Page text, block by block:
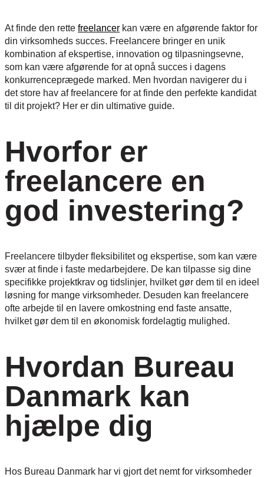
At finde den rette freelancer kan være en afgørende faktor for
din virksomheds succes. Freelancere bringer en unik
kombination af ekspertise, innovation og tilpasningsevne,
som kan være afgørende for at opnå succes i dagens
konkurrenceprægede marked. Men hvordan navigerer du i
det store hav af freelancere for at finde den perfekte kandidat
til dit projekt? Her er din ultimative guide.
Hvorfor er
freelancere en
god investering?
Freelancere tilbyder fleksibilitet og ekspertise, som kan være
svær at finde i faste medarbejdere. De kan tilpasse sig dine
specifikke projektkrav og tidslinjer, hvilket gør dem til en ideel
løsning for mange virksomheder. Desuden kan freelancere
ofte arbejde til en lavere omkostning end faste ansatte,
hvilket gør dem til en økonomisk fordelagtig mulighed.
Hvordan Bureau
Danmark kan
hjælpe dig
Hos Bureau Danmark har vi gjort det nemt for virksomheder